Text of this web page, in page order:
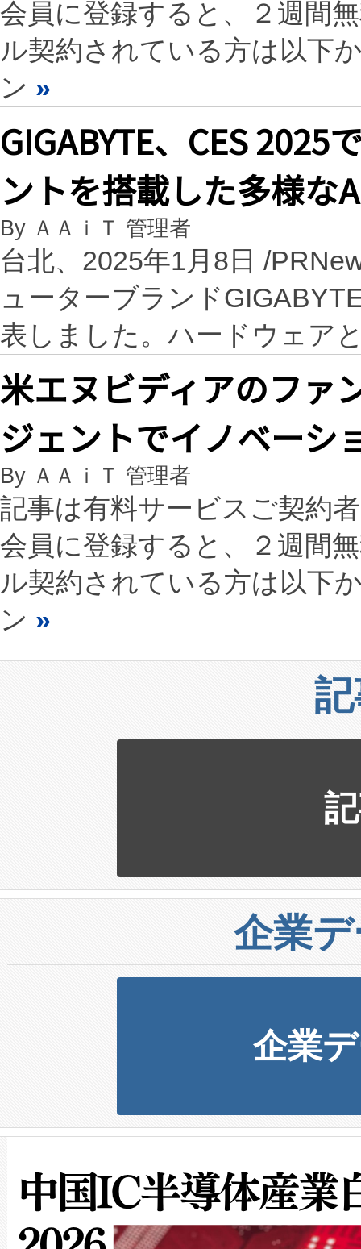
会員に登録すると、２週間
ル契約されている方は以下
ン »
GIGABYTE、CES 2025
ントを搭載した多様な
By ＡＡｉＴ 管理者
台北、2025年1月8日 /
ューターブランド
表しました。ハードウェア
米エヌビディアのファ
ジェントでイノベーシ
By ＡＡｉＴ 管理者
記事は有料サービスご契約
会員に登録すると、２週間
ル契約されている方は以下
ン »
企業
企業